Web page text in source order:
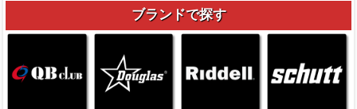
ブランドで探す